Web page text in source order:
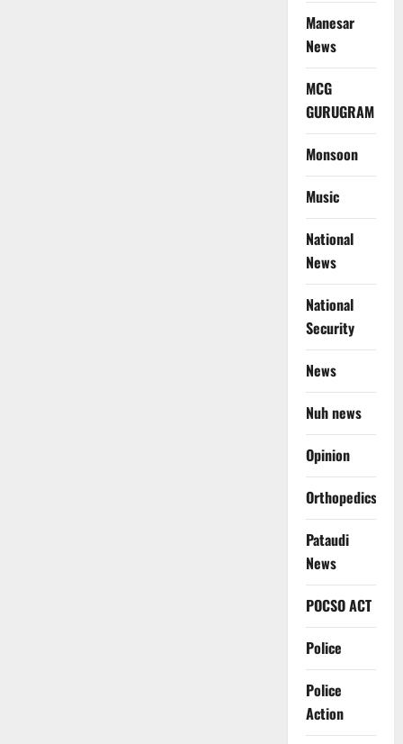
Manesar
News
MCG
GURUGRAM
Monsoon
Music
National
News
National
Security
News
Nuh news
Opinion
Orthopedics
Pataudi
News
POCSO ACT
Police
Police
Action